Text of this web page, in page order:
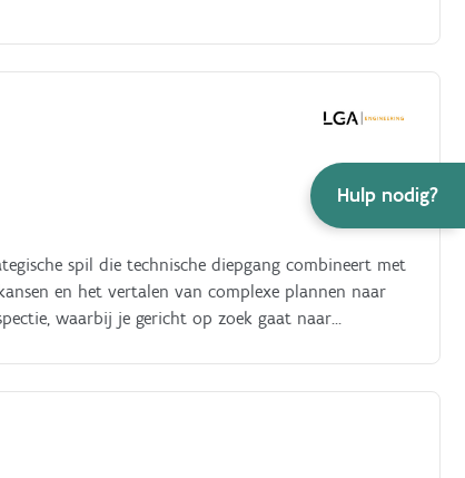
Hulp nodig?
spil die technische diepgang combineert met
en het vertalen van complexe plannen naar
waarbij je gericht op zoek gaat naar